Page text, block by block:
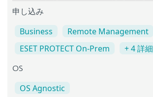
申し込み
Business
Remote Management
ESET PROTECT On-Prem
+ 4 詳細
OS
OS Agnostic